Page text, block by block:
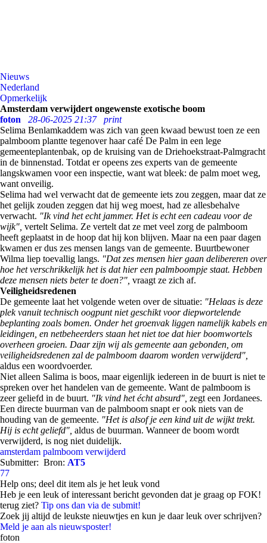
Nieuws
Nederland
Opmerkelijk
Amsterdam verwijdert ongewenste exotische boom
foton
28-06-2025 21:37
print
Selima Benlamkaddem was zich van geen kwaad bewust toen ze een
palmboom plantte tegenover haar café De Palm in een lege
gemeenteplantenbak, op de kruising van de Driehoekstraat-Palmgracht
in de binnenstad. Totdat er opeens zes experts van de gemeente
langskwamen voor een inspectie, want wat bleek: de palm moet weg,
want onveilig.
Selima had wel verwacht dat de gemeente iets zou zeggen, maar dat ze
het gelijk zouden zeggen dat hij weg moest, had ze allesbehalve
verwacht. "Ik vind het echt jammer. Het is echt een cadeau voor de
wijk", vertelt Selima. Ze vertelt dat ze met veel zorg de palmboom
heeft geplaatst in de hoop dat hij kon blijven. Maar na een paar dagen
kwamen er dus zes mensen langs van de gemeente. Buurtbewoner
Wilma liep toevallig langs. "Dat zes mensen hier gaan delibereren over
hoe het verschrikkelijk het is dat hier een palmboompje staat. Hebben
deze mensen niets beter te doen?", vraagt ze zich af.
Veiligheidsredenen
De gemeente laat het volgende weten over de situatie: "Helaas is deze
plek vanuit technisch oogpunt niet geschikt voor diepwortelende
beplanting zoals bomen. Onder het groenvak liggen namelijk kabels en
leidingen, en netbeheerders staan het niet toe dat hier boomwortels
overheen groeien. Daar zijn wij als gemeente aan gebonden, om
veiligheidsredenen zal de palmboom daarom worden verwijderd",
aldus een woordvoerder.
Niet alleen Salima is boos, maar eigenlijk iedereen in de buurt is niet te
spreken over het handelen van de gemeente. Want de palmboom is
zeer geliefd in de buurt. "Ik vind het écht absurd", zegt een Jordanees.
Een directe buurman van de palmboom snapt er ook niets van de
houding van de gemeente. "Het is alsof je een kind uit de wijkt trekt.
Hij is echt geliefd", aldus de buurman. Wanneer de boom wordt
verwijderd, is nog niet duidelijk.
amsterdam palmboom verwijderd
Submitter: Bron: AT5
77
Help ons; deel dit item als je het leuk vond
Heb je een leuk of interessant bericht gevonden dat je graag op FOK!
terug ziet? Tip ons dan via de submit!
Zoek jij altijd de leukste nieuwtjes en kun je daar leuk over schrijven?
Meld je aan als nieuwsposter!
foton